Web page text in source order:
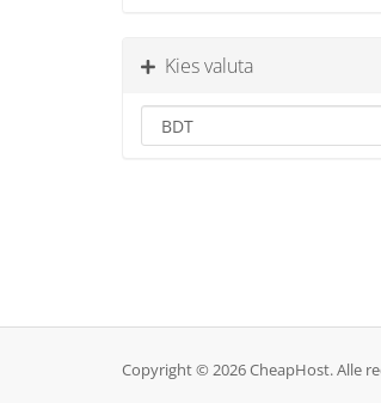
Kies valuta
Copyright © 2026 CheapHost. Alle